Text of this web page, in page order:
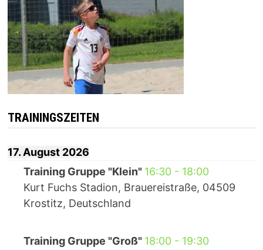
TRAININGSZEITEN
17. August 2026
Training Gruppe "Klein" 16:30- 18:00
Kurt Fuchs Stadion, Brauereistraße, 04509
Krostitz, Deutschland
Training Gruppe "Groß" 18:00- 19:30